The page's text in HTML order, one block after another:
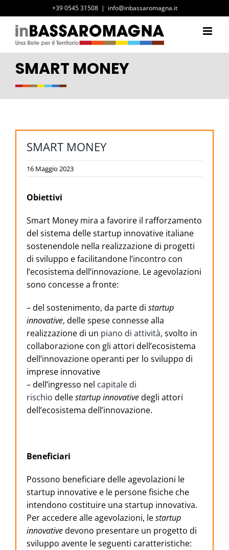
al
contenuto
+39 0545 31508 | info@inbassaromagna.it
SMART MONEY
SMART MONEY
16 Maggio 2023
Obiettivi
Smart Money mira a favorire il rafforzamento
del sistema delle startup innovative italiane
sostenendole nella realizzazione di progetti
di sviluppo e facilitandone l’incontro con
l’ecosistema dell’innovazione. Le agevolazioni
sono concesse a fronte:
– del sostenimento, da parte di startup
innovative, delle spese connesse alla
realizzazione di un piano di attività, svolto in
collaborazione con gli attori dell’ecosistema
dell’innovazione operanti per lo sviluppo di
imprese innovative
– dell’ingresso nel capitale di
rischio dellestartup innovativedegli attori
dell’ecosistema dell’innovazione.
Beneficiari
Possono beneficiare delle agevolazioni le
startup innovative e le persone fisiche che
intendono costituire una startup innovativa.
Per accedere alle agevolazioni, lestartup
innovativedevono presentare un progetto di
sviluppo avente le seguenti caratteristiche: